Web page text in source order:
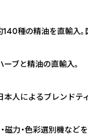
種の精油を直輸入
ブと精油の直輸入。
人によるブレンドテ
力・色彩選別機など